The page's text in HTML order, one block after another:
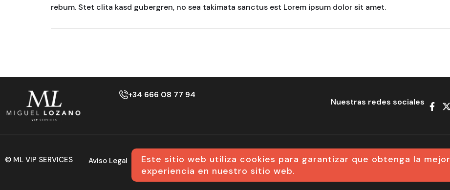
rebum. Stet clita kasd gubergren, no sea takimata sanctus est Lorem ipsum dolor sit amet.
+34 666 08 77 94
Nuestras redes sociales
© ML VIP SERVICES Aviso Legal Política de Privacidad Política de Cookies
Este sitio web utiliza cookies para garantizar que obtenga la mejor
experiencia en nuestro sitio web.